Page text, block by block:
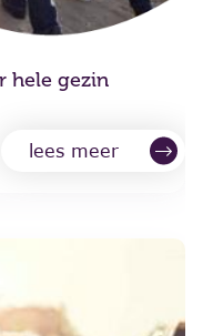
hele gezin
lees meer